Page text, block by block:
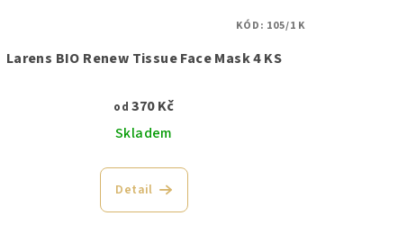
Larens BIO Renew Tissue Face Mask 4 KS
od 370 Kč
Skladem
Detail
KÓD: 105/1 K